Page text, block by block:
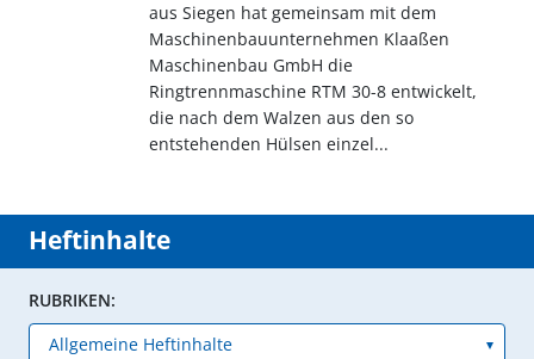
aus Siegen hat gemeinsam mit dem
Maschinenbauunternehmen Klaaßen
Maschinenbau GmbH die
Ringtrennmaschine RTM 30-8 entwickelt,
die nach dem Walzen aus den so
entstehenden Hülsen einzel...
Heftinhalte
RUBRIKEN: